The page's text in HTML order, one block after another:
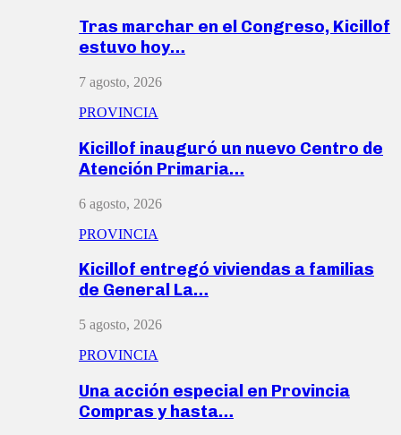
Tras marchar en el Congreso, Kicillof
estuvo hoy…
7 agosto, 2026
PROVINCIA
Kicillof inauguró un nuevo Centro de
Atención Primaria…
6 agosto, 2026
PROVINCIA
Kicillof entregó viviendas a familias
de General La…
5 agosto, 2026
PROVINCIA
Una acción especial en Provincia
Compras y hasta…